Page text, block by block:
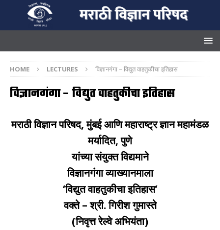
HOME LECTURES विज्ञानगंगा – विद्युत वाहतुकीचा इतिहास
विज्ञानगंगा – विद्युत वाहतुकीचा इतिहास
मराठी विज्ञान परिषद, मुंबई आणि महाराष्ट्र ज्ञान महामंडळ
मर्यादित,पुणे
यांच्या संयुक्त विद्यमाने
विज्ञानगंगा व्याख्यानमाला
‘विद्युत वाहतुकीचा इतिहास’
वक्ते –श्री. गिरीश गुमास्ते
(निवृत्त रेल्वे अभियंता)